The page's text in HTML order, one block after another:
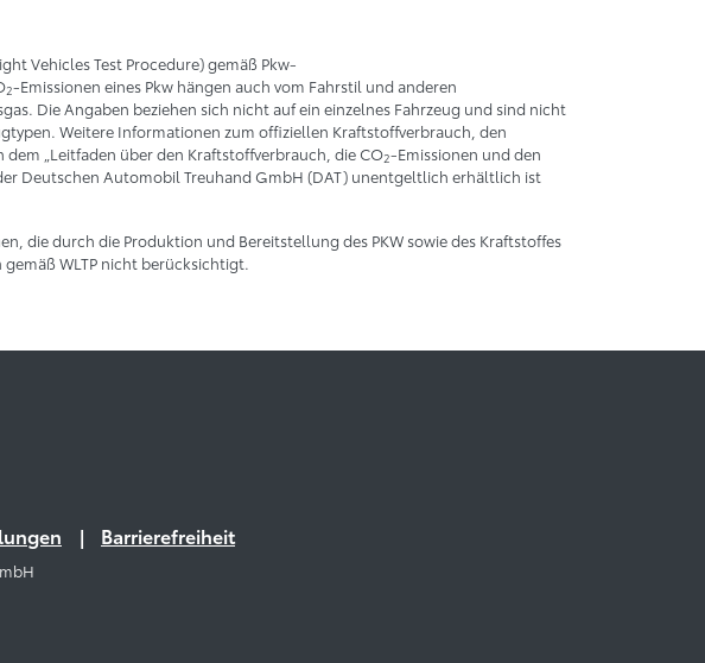
Vehicles Test Procedure) gemäß Pkw-
2-Emissionen eines Pkw hängen auch vom Fahrstil und anderen
Die Angaben beziehen sich nicht auf ein einzelnes Fahrzeug und sind nicht
Weitere Informationen zum offiziellen Kraftstoffverbrauch, den
„Leitfaden über den Kraftstoffverbrauch, die CO2-Emissionen und den
Deutschen Automobil Treuhand GmbH (DAT) unentgeltlich erhältlich ist
die durch die Produktion und Bereitstellung des PKW sowie des Kraftstoffes
gemäß WLTP nicht berücksichtigt.
Barrierefreiheit